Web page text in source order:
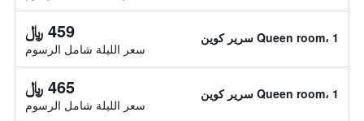
Queen room، 1 سرير كوين 459 ﷼
سعر الليلة شامل الرسوم
Queen room، 1 سرير كوين 465 ﷼
سعر الليلة شامل الرسوم